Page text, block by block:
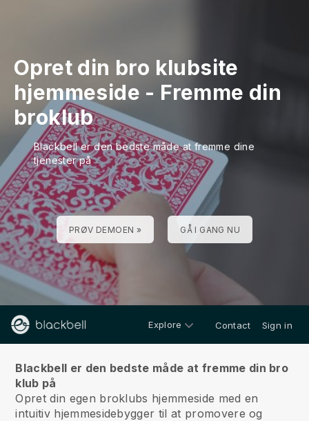
Opret din bro klubsite
hjemmeside - Fremme din
broklub
Blackbell er den bedste måde at fremme dine
tjenester på
PRØV DEMOEN » GÅ I GANG NU
Explore Contact Sign in
Blackbell er den bedste måde at fremme din bro
klub på
Opret din egen broklubs hjemmeside med en
intuitiv hjemmesidebygger til at promovere og